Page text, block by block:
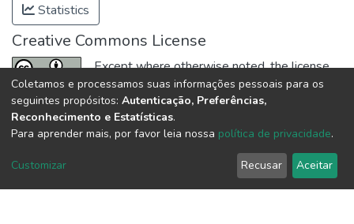
Statistics
Creative Commons License
Except where otherwise noted, the license
of this item is described asAttribution 4.0
International (CC BY 4.0)
Full item page
Coletamos e processamos suas informações pessoais para os
seguintes propósitos: Autenticação, Preferências,
Reconhecimento e Estatísticas.
Para aprender mais, por favor leia nossa política de privacidade.
Customizar Recusar Aceitar